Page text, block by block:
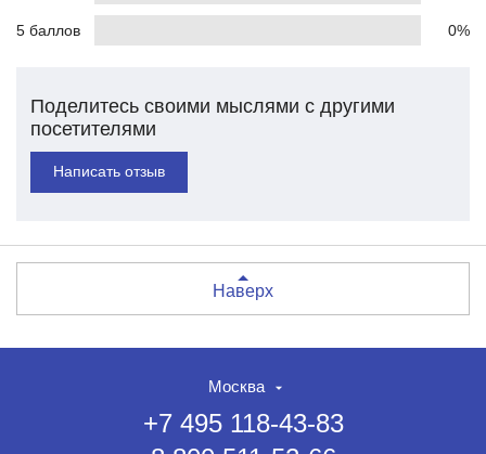
5 баллов 0%
Поделитесь своими мыслями с другими
посетителями
Написать отзыв
Наверх
Москва
+7 495 118-43-83